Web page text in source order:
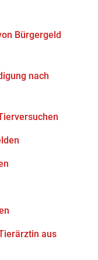
Bürgergeld
nach
aus